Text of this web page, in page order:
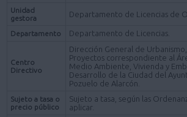
Unidad
gestora
Departamento de Licencias de
Departamento Departamento de Licencias.
Centro
Directivo
Dirección General de
Proyectos correspondiente al
Medio Ambiente, Vivienda y
Desarrollo de la Ciudad del
Pozuelo de Alarcón.
Sujeto a tasa o
precio público
Sujeto a tasa, según las
aplicar.